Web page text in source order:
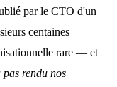
par le CTO d'un
centaines
rare — et
rendu nos